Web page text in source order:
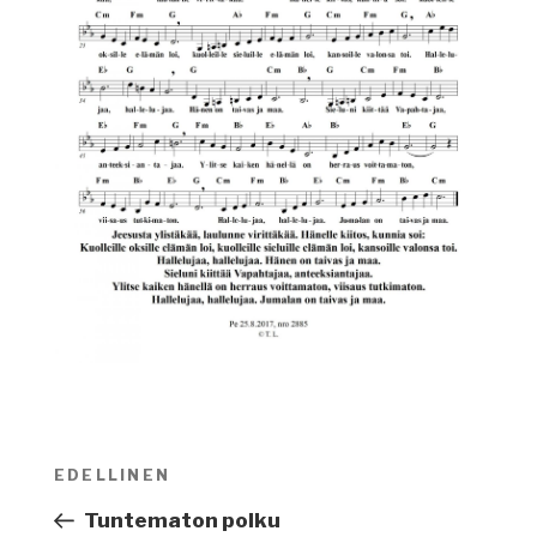
Artikkelien
Edellinen
artikkeli
EDELLINEN
Tuntematon polku